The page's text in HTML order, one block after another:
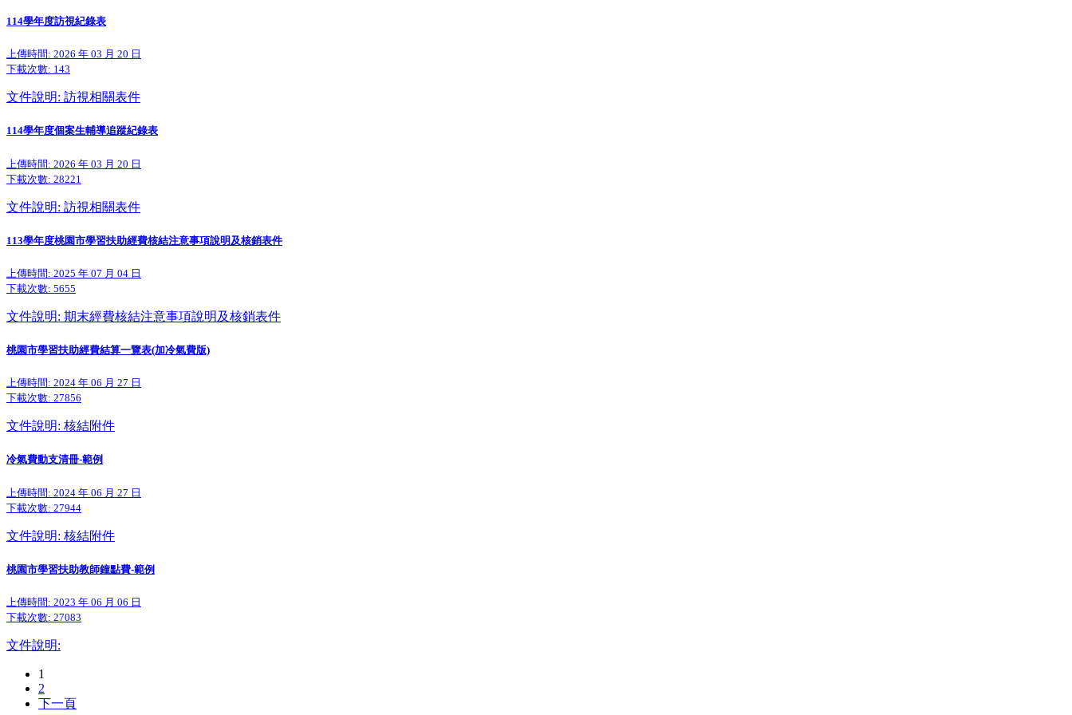
114學年度訪視紀錄表
上傳時間: 2026 年 03 月 20 日
下載次數: 143
文件說明: 訪視相關表件
114學年度個案生輔導追蹤紀錄表
上傳時間: 2026 年 03 月 20 日
下載次數: 28221
文件說明: 訪視相關表件
113學年度桃園市學習扶助經費核結注意事項說明及核銷表件
上傳時間: 2025 年 07 月 04 日
下載次數: 5655
文件說明: 期末經費核結注意事項說明及核銷表件
桃園市學習扶助經費結算一覽表(加冷氣費版)
上傳時間: 2024 年 06 月 27 日
下載次數: 27856
文件說明: 核結附件
冷氣費動支清冊-範例
上傳時間: 2024 年 06 月 27 日
下載次數: 27944
文件說明: 核結附件
桃園市學習扶助教師鐘點費-範例
上傳時間: 2023 年 06 月 06 日
下載次數: 27083
文件說明:
1
2
下一頁